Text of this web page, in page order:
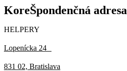
KoreŠpondenčná adresa
HELPERY
Lopenícka 24
831 02, Bratislava